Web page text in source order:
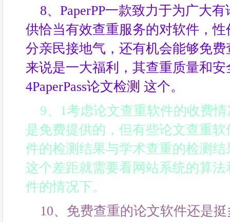
8、PaperPP一款致力于为广大
供恰当有效查重服务的对软件，
分亲民接地气，还有机会能够免
来说是一大福利，其查重质量和
4PaperPass论文检测 这个。
9、1考虑论文查重软件的收费
是免费提供的，但有些论文查重
件的检测结果与学术查重的检测
这个差距就需要看网站系统的算
件的情况下。
10、免费查重的论文软件还是